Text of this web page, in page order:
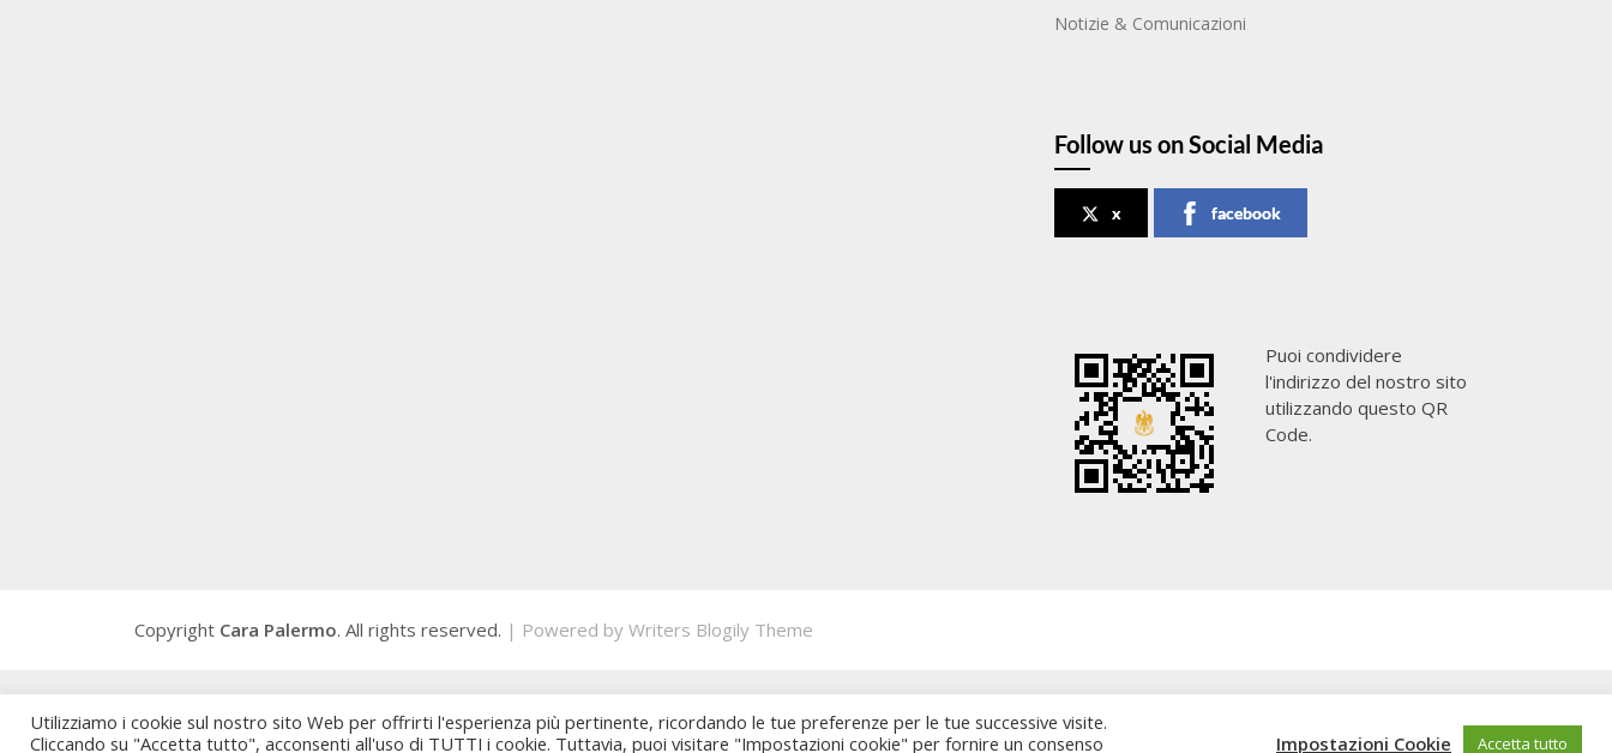
Notizie & Comunicazioni
Follow us on Social Media
x facebook
Puoi condividere
l'indirizzo del nostro sito
utilizzando questo QR
Code.
Copyright Cara Palermo. All rights reserved. | Powered by Writers Blogily Theme
Utilizziamo i cookie sul nostro sito Web per offrirti l'esperienza più pertinente, ricordando le tue preferenze per le tue successive visite.
Cliccando su "Accetta tutto", acconsenti all'uso di TUTTI i cookie. Tuttavia, puoi visitare "Impostazioni cookie" per fornire un consenso
Impostazioni Cookie Accetta tutto